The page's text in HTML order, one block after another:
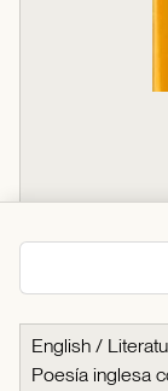
English /
Poesía inglesa